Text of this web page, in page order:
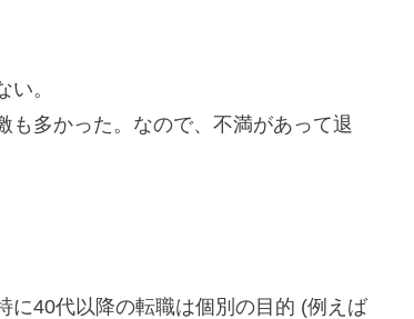
。
も多かった。なので、不満があって退
に40代以降の転職は個別の目的 (例えば